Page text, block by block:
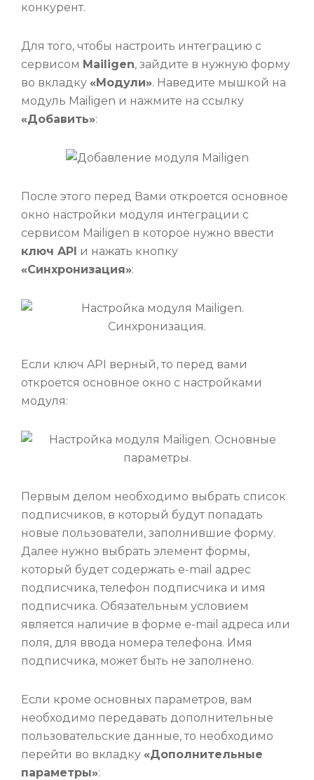
конкурент.
Для того, чтобы настроить интеграцию с
сервисом Mailigen, зайдите в нужную форму
во вкладку «Модули». Наведите мышкой на
модуль Mailigen и нажмите на ссылку
«Добавить»:
После этого перед Вами откроется основное
окно настройки модуля интеграции с
сервисом Mailigen в которое нужно ввести
ключ API и нажать кнопку
«Синхронизация»:
Если ключ API верный, то перед вами
откроется основное окно с настройками
модуля:
Первым делом необходимо выбрать список
подписчиков, в который будут попадать
новые пользователи, заполнившие форму.
Далее нужно выбрать элемент формы,
который будет содержать e-mail адрес
подписчика, телефон подписчика и имя
подписчика. Обязательным условием
является наличие в форме e-mail адреса или
поля, для ввода номера телефона. Имя
подписчика, может быть не заполнено.
Если кроме основных параметров, вам
необходимо передавать дополнительные
пользовательские данные, то необходимо
перейти во вкладку «Дополнительные
параметры»: